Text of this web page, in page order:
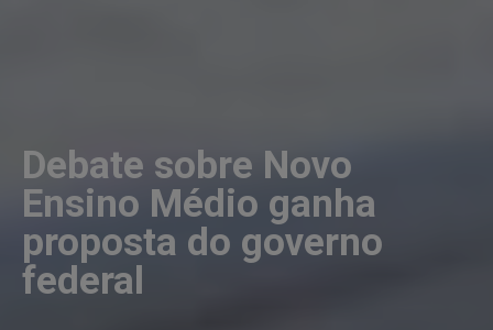
Debate sobre Novo
Ensino Médio ganha
proposta do governo
federal